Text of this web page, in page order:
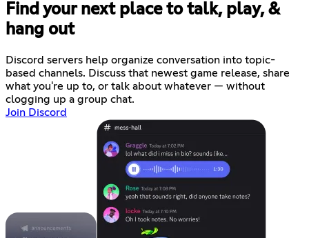
Find your next place to talk, play, &
hang out
Discord servers help organize conversation into topic-
based channels. Discuss that newest game release, share
what you're up to, or talk about whatever — without
clogging up a group chat.
Join Discord